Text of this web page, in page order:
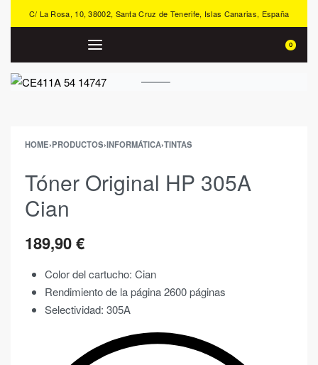
C/ La Rosa, 10, 38002, Santa Cruz de Tenerife, Islas Canarias, España
0
HOME›PRODUCTOS›INFORMÁTICA›TINTAS
Tóner Original HP 305A
Cian
189,90€
Color del cartucho: Cian
Rendimiento de la página 2600 páginas
Selectividad: 305A